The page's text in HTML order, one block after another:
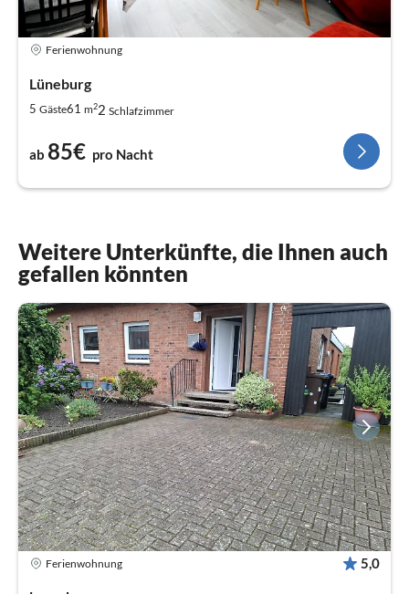
Ferienwohnung
Lüneburg
5 Gäste61 m22 Schlafzimmer
ab 85€ pro Nacht
Weitere Unterkünfte, die Ihnen auch
gefallen könnten
Ferienwohnung 5,0